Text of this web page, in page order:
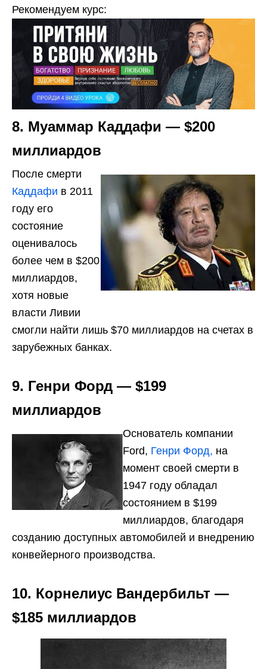
Рекомендуем курс:
8. Муаммар Каддафи — $200
миллиардов
После смерти
Каддафи в 2011
году его
состояние
оценивалось
более чем в $200
миллиардов,
хотя новые
власти Ливии
смогли найти лишь $70 миллиардов на счетах в
зарубежных банках.
9. Генри Форд — $199
миллиардов
Основатель компании
Ford, Генри Форд, на
момент своей смерти в
1947 году обладал
состоянием в $199
миллиардов, благодаря
созданию доступных автомобилей и внедрению
конвейерного производства.
10. Корнелиус Вандербильт —
$185 миллиардов